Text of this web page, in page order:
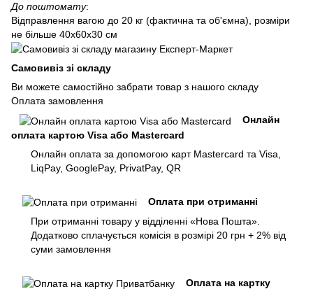
До поштомату:
Відправлення вагою до 20 кг (фактична та об'ємна), розміри
не більше 40х60х30 см
Самовивіз зі складу
Ви можете самостійно забрати товар з нашого складу
Оплата замовлення
Онлайн
оплата картою Visa або Mastercard
Онлайн оплата за допомогою карт Mastercard та Visa,
LiqPay, GooglePay, PrivatPay, QR
Оплата при отриманні
При отриманні товару у відділенні «Нова Пошта».
Додатково сплачується комісія в розмірі 20 грн + 2% від
суми замовлення
Оплата на картку